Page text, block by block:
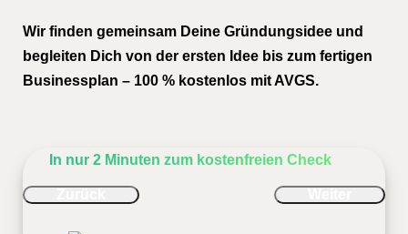
Wir finden gemeinsam Deine Gründungsidee und
begleiten Dich von der ersten Idee bis zum fertigen
Businessplan – 100 % kostenlos mit AVGS.
In nur 2 Minuten zum kostenfreien Check